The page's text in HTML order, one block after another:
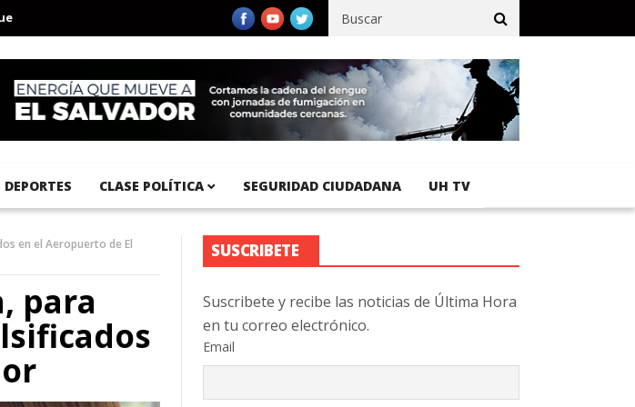
Aeropuerto Internacional del Pacífico registra 92 % de avance en obras de terracería
DEPORTES CLASE POLÍTICA SEGURIDAD CIUDADANA UH TV
en el Aeropuerto de El
para
SUSCRIBETE
Suscribete y recibe las noticias de Última Hora
en tu correo electrónico.
Email